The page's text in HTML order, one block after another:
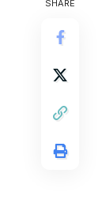
SHARE